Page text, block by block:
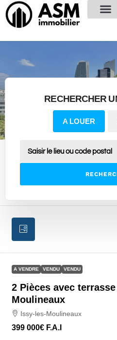
principal
RECHERCHER
A LOUER
A VENDRE VENDU VENDU
2 Pièces avec
Moulineaux
Issy-les-Moulineaux
399 000€ F.A.I